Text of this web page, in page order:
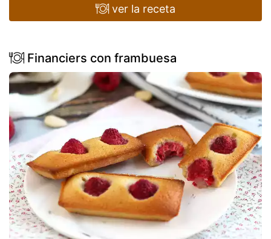
ver la receta
Financiers con frambuesa